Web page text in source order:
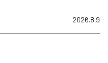
2026.8.9